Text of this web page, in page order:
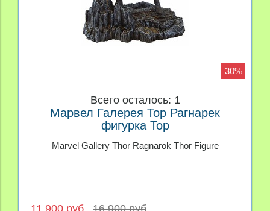
30%
Всего осталось: 1
Марвел Галерея Тор Рагнарек
фигурка Тор
Marvel Gallery Thor Ragnarok Thor Figure
11 900 руб 16 900 руб